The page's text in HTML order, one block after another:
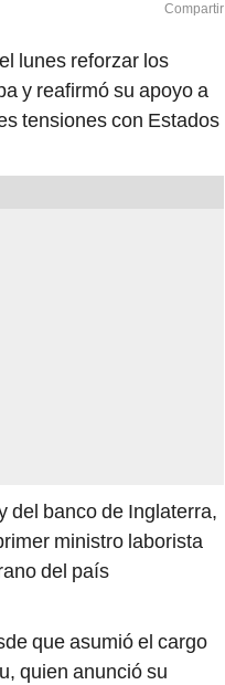
Compartir
lunes reforzar los
y reafirmó su apoyo a
tensiones con Estados
del banco de Inglaterra,
ministro laborista
del país
que asumió el cargo
quien anunció su